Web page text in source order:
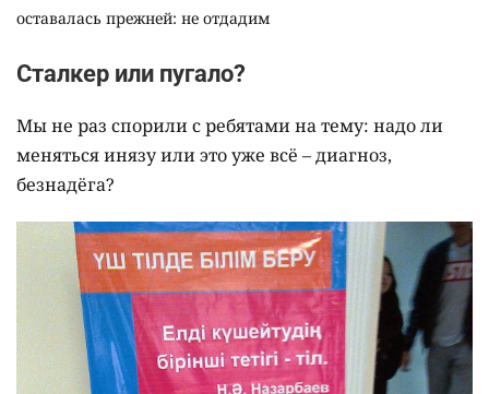
оставалась прежней: не отдадим
Сталкер или пугало?
Мы не раз спорили с ребятами на тему: надо ли
меняться инязу или это уже всё – диагноз,
безнадёга?